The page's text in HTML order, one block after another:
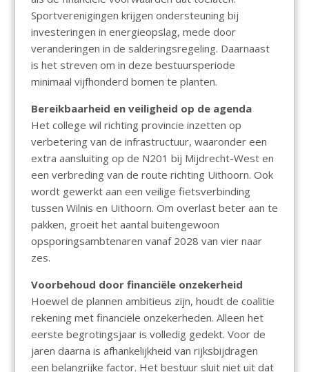
Sportverenigingen krijgen ondersteuning bij
investeringen in energieopslag, mede door
veranderingen in de salderingsregeling. Daarnaast
is het streven om in deze bestuursperiode
minimaal vijfhonderd bomen te planten.
Bereikbaarheid en veiligheid op de agenda
Het college wil richting provincie inzetten op
verbetering van de infrastructuur, waaronder een
extra aansluiting op de N201 bij Mijdrecht-West en
een verbreding van de route richting Uithoorn. Ook
wordt gewerkt aan een veilige fietsverbinding
tussen Wilnis en Uithoorn. Om overlast beter aan te
pakken, groeit het aantal buitengewoon
opsporingsambtenaren vanaf 2028 van vier naar
zes.
Voorbehoud door financiële onzekerheid
Hoewel de plannen ambitieus zijn, houdt de coalitie
rekening met financiële onzekerheden. Alleen het
eerste begrotingsjaar is volledig gedekt. Voor de
jaren daarna is afhankelijkheid van rijksbijdragen
een belangrijke factor. Het bestuur sluit niet uit dat